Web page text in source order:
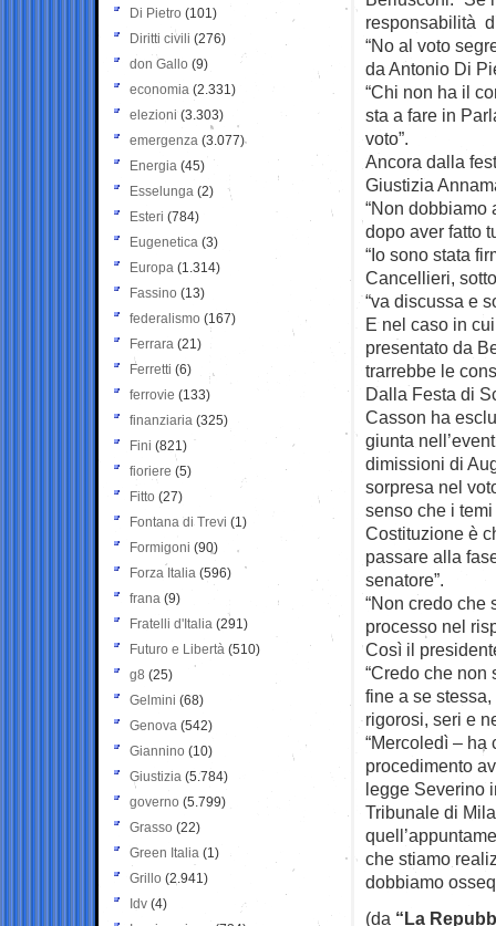
responsabilità
“No al voto
da Antonio Di
“Chi non ha il
sta a fare in
voto”.
Ancora dalla
Giustizia
“Non dobbiamo
dopo aver fatto
“Io sono stata
Cancellieri,
“va discussa e
E nel caso in
presentato da
trarrebbe le
Dalla Festa di
Casson ha
giunta
dimissioni di
sorpresa nel
senso che i
Costituzione è
passare alla
senatore”.
“Non credo che
processo nel
Così il
“Credo che non
fine a se
rigorosi, seri e
“Mercoledì – ha
procedimento
legge Severino
Tribunale di
che stiamo
dobbiamo
(da “La
Di Pietro (101)
Diritti civili (276)
don Gallo (9)
economia (2.331)
elezioni (3.303)
emergenza (3.077)
Energia (45)
Esselunga (2)
Esteri (784)
Eugenetica (3)
Europa (1.314)
Fassino (13)
federalismo (167)
Ferrara (21)
Ferretti (6)
ferrovie (133)
finanziaria (325)
Fini (821)
fioriere (5)
Fitto (27)
Fontana di Trevi (1)
Formigoni (90)
Forza Italia (596)
frana (9)
Fratelli d'Italia (291)
Futuro e Libertà (510)
g8 (25)
Gelmini (68)
Genova (542)
Giannino (10)
Giustizia (5.784)
governo (5.799)
Grasso (22)
Green Italia (1)
Grillo (2.941)
Idv (4)